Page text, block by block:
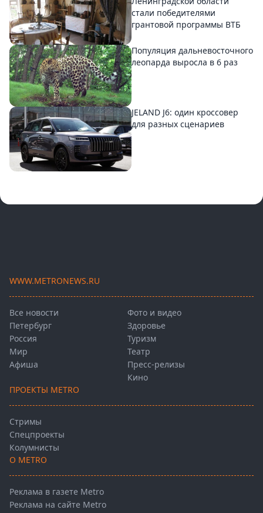
стали победителями
грантовой программы ВТБ
Популяция дальневосточного
леопарда выросла в 6 раз
JELAND J6: один кроссовер
для разных сценариев
WWW.METRONEWS.RU
Все новости
Петербург
Россия
Мир
Афиша
Фото и видео
Здоровье
Туризм
Театр
Пресс-релизы
Кино
ПРОЕКТЫ METRO
Стримы
Спецпроекты
Колумнисты
О METRO
Реклама в газете Metro
Реклама на сайте Metro